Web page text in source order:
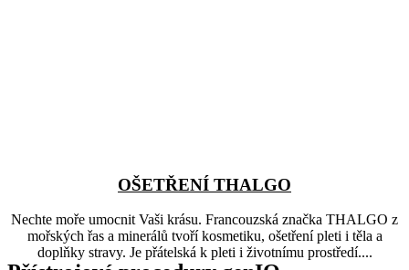
OŠETŘENÍ THALGO
Nechte moře umocnit Vaši krásu. Francouzská značka THALGO z
mořských řas a minerálů tvoří kosmetiku, ošetření pleti i těla a
doplňky stravy. Je přátelská k pleti i životnímu prostředí....